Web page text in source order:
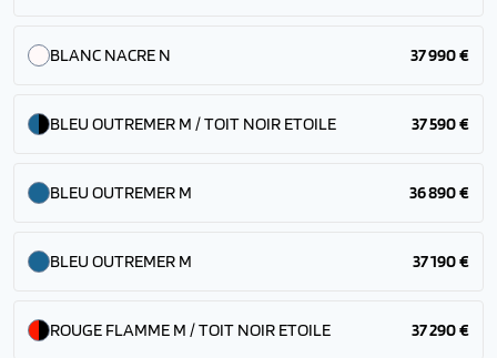
BLANC NACRE N 37 990 €
BLEU OUTREMER M / TOIT NOIR ETOILE 37 590 €
BLEU OUTREMER M 36 890 €
BLEU OUTREMER M 37 190 €
ROUGE FLAMME M / TOIT NOIR ETOILE 37 290 €